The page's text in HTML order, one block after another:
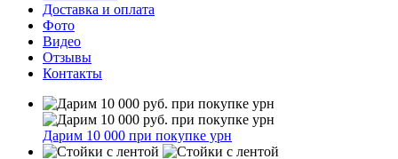
Доставка и оплата
Фото
Видео
Отзывы
Контакты
Дарим 10 000 при покупке урн